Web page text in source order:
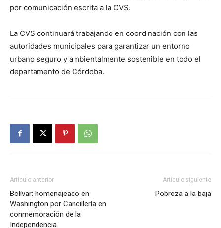
por comunicación escrita a la CVS.
La CVS continuará trabajando en coordinación con las
autoridades municipales para garantizar un entorno
urbano seguro y ambientalmente sostenible en todo el
departamento de Córdoba.
Artículo anterior
Bolívar: homenajeado en
Washington por Cancillería en
conmemoración de la
Independencia
Artículo siguiente
Pobreza a la baja